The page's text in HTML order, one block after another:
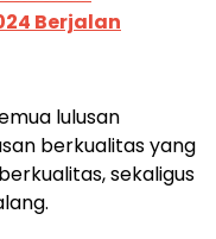
Berjalan
lulusan
berkualitas yang
sekaligus